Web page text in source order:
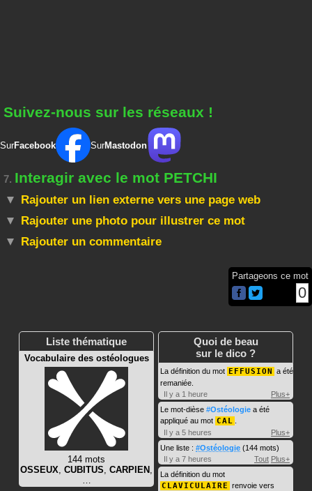
Suivez-nous sur les réseaux !
SurFacebook SurMastodon
7. Interagir avec le mot PETCHI
Rajouter un lien externe vers une page web
Rajouter une photo pour illustrer ce mot
Rajouter un commentaire
Partageons ce mot
0
Liste thématique
Vocabulaire des ostéologues
144 mots
OSSEUX, CUBITUS, CARPIEN ,
…
Quoi de beau
sur le dico ?
La définition du mot EFFUSION a été
remaniée.
Il y a 1 heure
Plus+
Le mot-dièse #Ostéologie a été
appliqué au mot CAL
Il y a 5 heures
Plus+
Une liste : #Ostéologie (144 mots)
Il y a 7 heures
Tout Plus+
La définition du mot
CLAVICULAIRE renvoie vers